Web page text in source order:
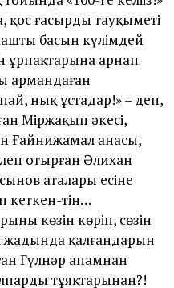
ғасырдың тауқыметі
басын күлімдей
ұрпақтарына арнап
армандаған
нық ұстаңдар!» – деп,
Міржақып әкесі,
Ғайнижамал анасы,
отырған Әлихан
аталары есіне
кеткен-тін…
көзін көріп, сөзін
жадында қалғандарын
Гүлнәр апамнан
тұяқтарынан?!